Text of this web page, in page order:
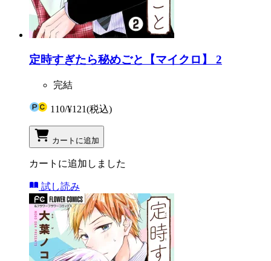
定時すぎたら秘めごと【マイクロ】 2
完結
110/¥121(税込)
カートに追加
カートに追加しました
試し読み